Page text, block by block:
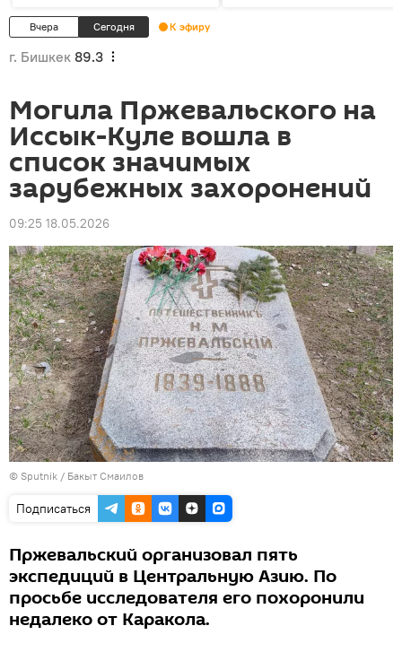
Вчера Сегодня К эфиру
г. Бишкек 89.3
Могила Пржевальского на
Иссык-Куле вошла в
список значимых
зарубежных захоронений
09:25 18.05.2026
© Sputnik / Бакыт Смаилов
Подписаться
Пржевальский организовал пять
экспедиций в Центральную Азию. По
просьбе исследователя его похоронили
недалеко от Каракола.